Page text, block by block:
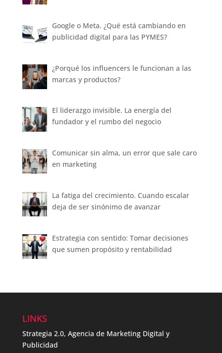
Google o Meta. ¿Qué está cambiando en
publicidad digital para las PYMES?
¿Porqué los influencers le funcionan a las
marcas y productos?
El liderazgo invisible. La energía del
fundador y el rumbo del negocio
Comunicar sin alma, un error que sale caro
en marketing
La fatiga del crecimiento. Cuando escalar
deja de ser sinónimo de avanzar
Estrategia con sentido: Tomar decisiones
que sumen propósito y rentabilidad
LINKS
Strategia 2.0, Agencia de Marketing Digital y
Publicidad